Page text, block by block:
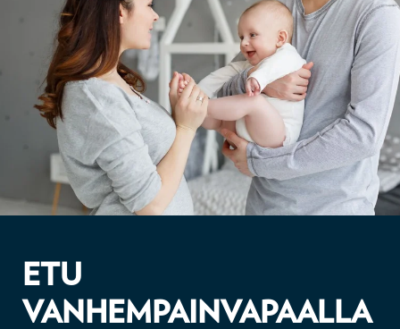
ETU
VANHEMPAINVAPAALLA